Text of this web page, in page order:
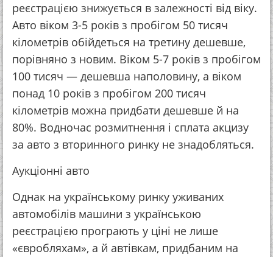
реєстрацією знижується в залежності від віку.
Авто віком 3-5 років з пробігом 50 тисяч
кілометрів обійдеться на третину дешевше,
порівняно з новим. Віком 5-7 років з пробігом
100 тисяч — дешевша наполовину, а віком
понад 10 років з пробігом 200 тисяч
кілометрів можна придбати дешевше й на
80%. Водночас розмитнення і сплата акцизу
за авто з вторинного ринку не знадобляться.
Аукціонні авто
Однак на українському ринку уживаних
автомобілів машини з українською
реєстрацією програють у ціні не лише
«євробляхам», а й автівкам, придбаним на